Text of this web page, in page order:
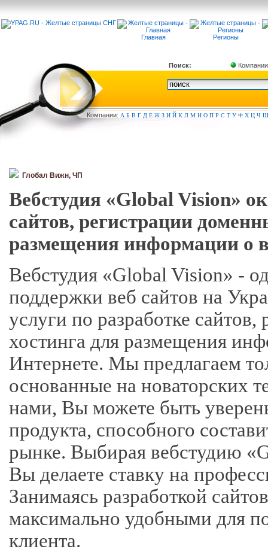
Главная Регионы
Поиск: Компании
Компании: А Б В Г Д Е Ж З И Й К Л М Н О П Р С Т У Ф Х Ц Ч Ш
Глобал Вижн, ЧП
Вебстудия «Global Vision»
сайтов, регистрации
размещения информации о
Вебстудия «Global Vision» -
поддержки веб сайтов на
услуги по разработке
хостинга для размещения
Интернете. Мы предлагаем
основанные на новаторских
нами, Вы можете быть
продукта, способного
рынке. Выбирая вебстудию
Вы делаете ставку на
Занимаясь разработкой
максимально удобными для
клиента.